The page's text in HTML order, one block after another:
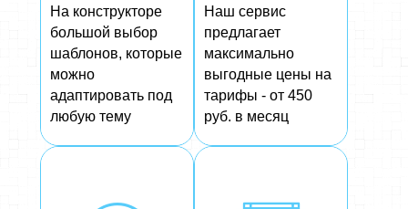
На конструкторе
большой выбор
шаблонов, которые
можно
адаптировать под
любую тему
Наш сервис
предлагает
максимально
выгодные цены на
тарифы - от 450
руб. в месяц